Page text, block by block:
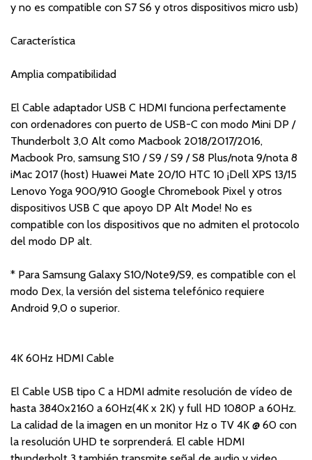
y no es compatible con S7 S6 y otros dispositivos micro usb)
Característica
Amplia compatibilidad
El Cable adaptador USB C HDMI funciona perfectamente
con ordenadores con puerto de USB-C con modo Mini DP /
Thunderbolt 3,0 Alt como Macbook 2018/2017/2016,
Macbook Pro, samsung S10 / S9 / S9 / S8 Plus/nota 9/nota 8
iMac 2017 (host) Huawei Mate 20/10 HTC 10 ¡Dell XPS 13/15
Lenovo Yoga 900/910 Google Chromebook Pixel y otros
dispositivos USB C que apoyo DP Alt Mode! No es
compatible con los dispositivos que no admiten el protocolo
del modo DP alt.
* Para Samsung Galaxy S10/Note9/S9, es compatible con el
modo Dex, la versión del sistema telefónico requiere
Android 9,0 o superior.
4K 60Hz HDMI Cable
El Cable USB tipo C a HDMI admite resolución de vídeo de
hasta 3840x2160 a 60Hz(4K x 2K) y full HD 1080P a 60Hz.
La calidad de la imagen en un monitor Hz o TV 4K @ 60 con
la resolución UHD te sorprenderá. El cable HDMI